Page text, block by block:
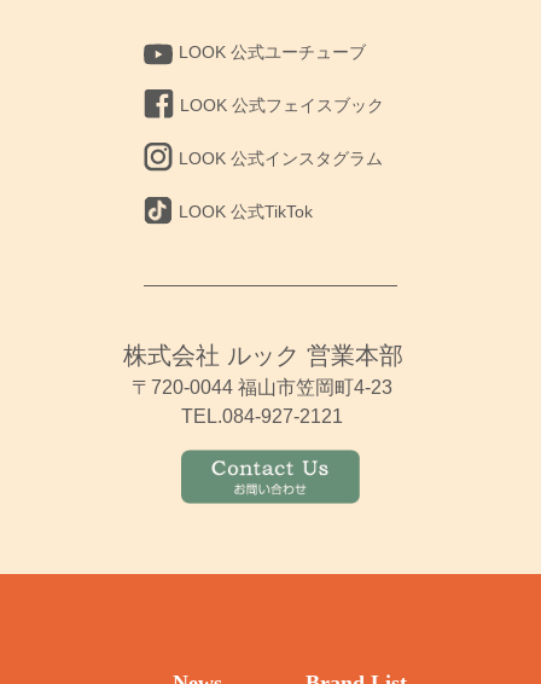
LOOK 公式ユーチューブ
LOOK 公式フェイスブック
LOOK 公式インスタグラム
LOOK 公式TikTok
株式会社 ルック 営業本部
〒720-0044 福山市笠岡町4-23
TEL.084-927-2121